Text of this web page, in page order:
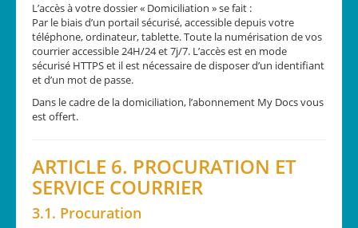
L’accès à votre dossier « Domiciliation » se fait :
Par le biais d’un portail sécurisé, accessible depuis votre
téléphone, ordinateur, tablette. Toute la numérisation de vos
courrier accessible 24H/24 et 7j/7. L’accès est en mode
sécurisé HTTPS et il est nécessaire de disposer d’un identifiant
et d’un mot de passe.
Dans le cadre de la domiciliation, l’abonnement My Docs vous
est offert.
ARTICLE 6. PROCURATION ET
SERVICE COURRIER
3.1. Procuration